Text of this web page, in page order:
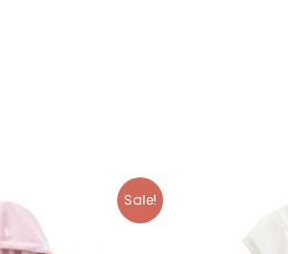
Sale!